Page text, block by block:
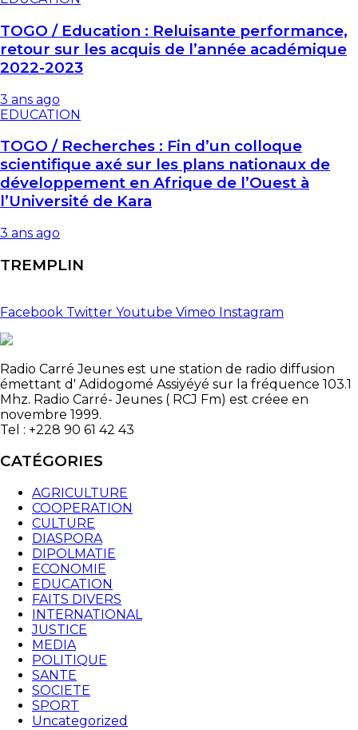
TOGO / Education : Reluisante performance,
retour sur les acquis de l’année académique
2022-2023
3 ans ago
EDUCATION
TOGO / Recherches : Fin d’un colloque
scientifique axé sur les plans nationaux de
développement en Afrique de l’Ouest à
l’Université de Kara
3 ans ago
TREMPLIN
Facebook Twitter Youtube Vimeo Instagram
Radio Carré Jeunes est une station de radio diffusion
émettant d' Adidogomé Assiyéyé sur la fréquence 103.1
Mhz. Radio Carré- Jeunes ( RCJ Fm) est créee en
novembre 1999.
Tel : +228 90 61 42 43
CATÉGORIES
AGRICULTURE
COOPERATION
CULTURE
DIASPORA
DIPOLMATIE
ECONOMIE
EDUCATION
FAITS DIVERS
INTERNATIONAL
JUSTICE
MEDIA
POLITIQUE
SANTE
SOCIETE
SPORT
Uncategorized